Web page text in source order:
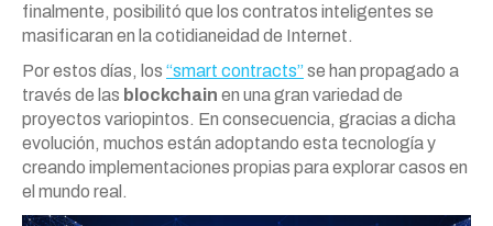
finalmente, posibilitó que los contratos inteligentes se
masificaran en la cotidianeidad de Internet.
Por estos días, los “smart contracts”se han propagado a
través de las blockchain en una gran variedad de
proyectos variopintos. En consecuencia, gracias a dicha
evolución, muchos están adoptando esta tecnología y
creando implementaciones propias para explorar casos en
el mundo real.